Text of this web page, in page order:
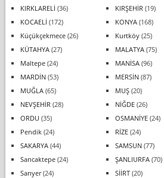
KIRKLARELİ (36) KIRŞEHİR (19)
KOCAELİ (172) KONYA(168)
Küçükçekmece(26) Kurtköy(25)
KÜTAHYA(27) MALATYA(75)
Maltepe(24) MANİSA(96)
MARDİN(53) MERSİN(87)
MUĞLA(65) MUŞ(20)
NEVŞEHİR (28) NİĞDE(26)
ORDU (35) OSMANİYE(24)
Pendik(24) RİZE(24)
SAKARYA(44) SAMSUN(77)
Sancaktepe(24) ŞANLIURFA(70)
Sarıyer(24) SİİRT(20)